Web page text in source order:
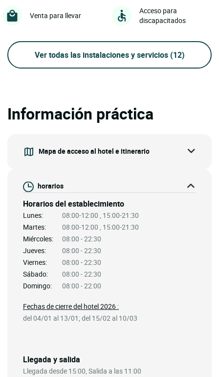
Venta para llevar
Acceso para
discapacitados
Ver todas las instalaciones y servicios (12)
Información práctica
Mapa de acceso al hotel e itinerario
horarios
Horarios del establecimiento
Lunes:
08:00-12:00 , 15:00-21:30
Martes:
08:00-12:00 , 15:00-21:30
Miércoles:
08:00 - 22:30
Jueves:
08:00 - 22:30
Viernes:
08:00 - 22:30
Sábado:
08:00 - 22:30
Domingo:
08:00 - 22:00
Llegada y salida
Llegada desde 15:00, Salida a las 11:00
Fechas de cierre del hotel 2026 :
del 04/01 al 13/01; del 15/02 al 10/03